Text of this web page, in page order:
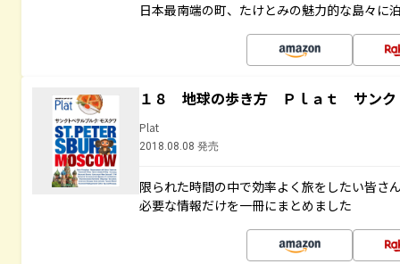
日本最南端の町、たけとみの魅力的な島々に
１８ 地球の歩き方 Ｐｌａｔ サンク
Plat
2018.08.08 発売
限られた時間の中で効率よく旅をしたい皆さ
必要な情報だけを一冊にまとめました